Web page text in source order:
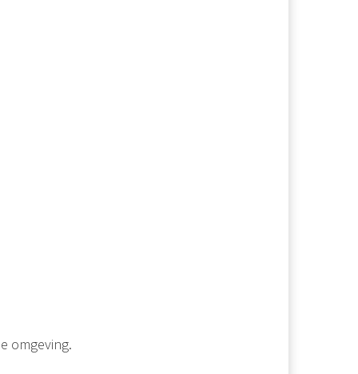
omgeving.